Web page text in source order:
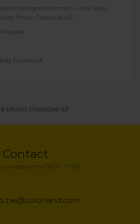
en grand format – nous vous
Photo Classique A3!
Pâques!
Colorland!
photo classique a3
Contact
vendredi entre 9h00 - 17h00.